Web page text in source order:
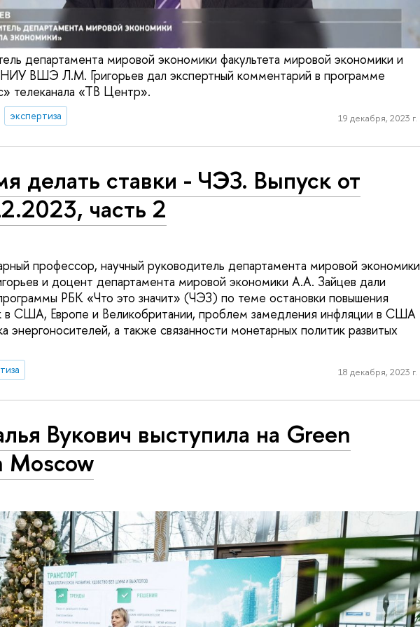
департамента мировой экономики факультета мировой экономики и
ВШЭ Л.М. Григорьев дал экспертный комментарий в программе
телеканала «ТВ Центр».
экспертиза 19 декабря, 2023 г.
делать ставки - ЧЭЗ. Выпуск от
часть 2
профессор, научный руководитель департамента мировой экономики
и доцент департамента мировой экономики А.А. Зайцев дали
РБК «Что это значит» (ЧЭЗ) по теме остановки повышения
в США, Европе и Великобритании, проблем замедления инфляции в США
энергоносителей, а также связанности монетарных политик развитых
18 декабря, 2023 г.
Вукович выступила на Green
Moscow